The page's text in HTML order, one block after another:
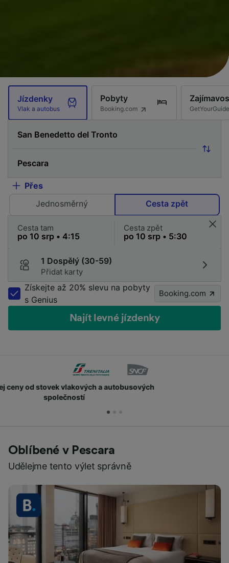
Jízdenky
Vlak a autobus
Pobyty
Booking.com GetYourGuide
Přes
Jednosměrný
Cesta zpět
Cesta tam Cesta zpět
1 Dospělý (30-59)
Přidat karty
Získejte až 20% slevu na pobyty
s Genius
Booking.com
Najít levné jízdenky
Získejte body a slevy
Oblíbené v Pescara
Udělejme tento výlet správně